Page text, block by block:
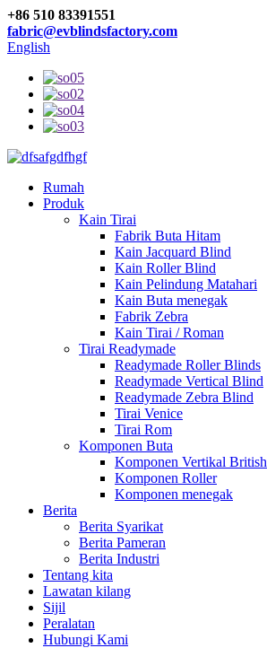
+86 510 83391551
fabric@evblindsfactory.com
English
Rumah
Produk
Kain Tirai
Fabrik Buta Hitam
Kain Jacquard Blind
Kain Roller Blind
Kain Pelindung Matahari
Kain Buta menegak
Fabrik Zebra
Kain Tirai / Roman
Tirai Readymade
Readymade Roller Blinds
Readymade Vertical Blind
Readymade Zebra Blind
Tirai Venice
Tirai Rom
Komponen Buta
Komponen Vertikal British
Komponen Roller
Komponen menegak
Berita
Berita Syarikat
Berita Pameran
Berita Industri
Tentang kita
Lawatan kilang
Sijil
Peralatan
Hubungi Kami